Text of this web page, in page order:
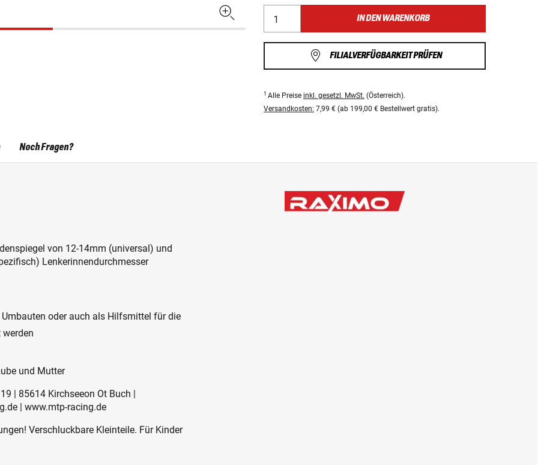
IN DEN WARENKORB
FILIALVERFÜGBARKEIT PRÜFEN
1 Alle Preise inkl. gesetzl. MwSt. (Österreich).
Versandkosten: 7,99 € (ab 199,00 € Bestellwert gratis).
von 12-14mm (universal) und
Lenkerinnendurchmesser
oder auch als Hilfsmittel für die
und Mutter
| 85614 Kirchseeon Ot Buch |
| www.mtp-racing.de
Verschluckbare Kleinteile. Für Kinder
Noch Fragen?